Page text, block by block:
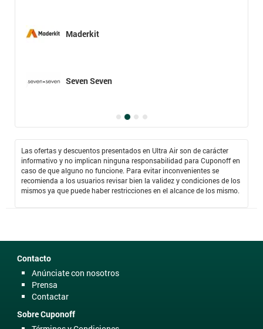
Maderkit
Seven Seven
Las ofertas y descuentos presentados en Ultra Air son de carácter
informativo y no implican ninguna responsabilidad para Cuponoff en
caso de que alguno no funcione. Para evitar inconvenientes se
recomienda a los usuarios revisar bien la validez y condiciones de los
mismos ya que puede haber restricciones en el alcance de los mismo.
Contacto
Anúnciate con nosotros
Prensa
Contactar
Sobre Cuponoff